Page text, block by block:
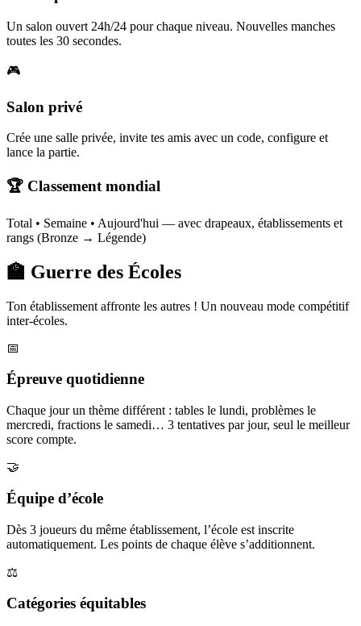
Un salon ouvert 24h/24 pour chaque niveau. Nouvelles manches
toutes les 30 secondes.
🎮
Salon privé
Crée une salle privée, invite tes amis avec un code, configure et
lance la partie.
🏆 Classement mondial
Total • Semaine • Aujourd'hui — avec drapeaux, établissements et
rangs (Bronze → Légende)
🏫 Guerre des Écoles
Ton établissement affronte les autres ! Un nouveau mode compétitif
inter-écoles.
📅
Épreuve quotidienne
Chaque jour un thème différent : tables le lundi, problèmes le
mercredi, fractions le samedi… 3 tentatives par jour, seul le meilleur
score compte.
🤝
Équipe d’école
Dès 3 joueurs du même établissement, l’école est inscrite
automatiquement. Les points de chaque élève s’additionnent.
⚖️
Catégories équitables